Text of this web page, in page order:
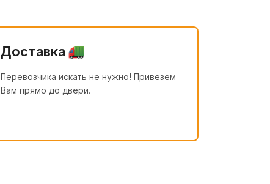
Доставка
Перевозчика искать не нужно! Привезем
Вам прямо до двери.